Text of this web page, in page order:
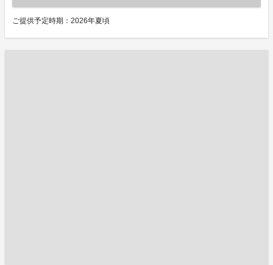
ご提供予定時期：2026年夏頃